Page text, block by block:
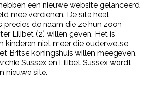
hebben een nieuwe website gelanceerd
mee verdienen. De site heet
precies de naam die ze hun zoon
Lilibet (2) willen geven. Het is
kinderen niet meer die ouderwetse
Britse koningshuis willen meegeven.
Sussex en Lilibet Sussex wordt,
nieuwe site.